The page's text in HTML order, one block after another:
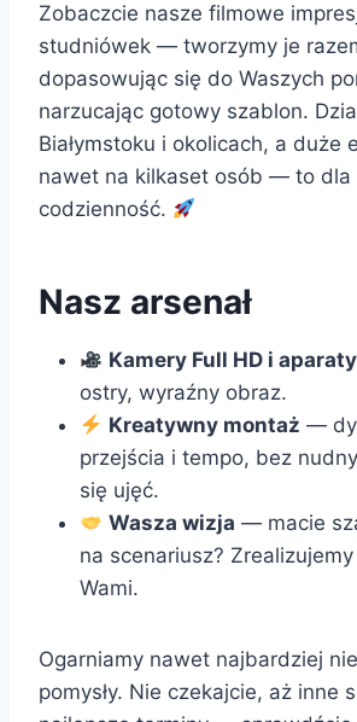
Zobaczcie nasze filmowe
studniówek — tworzymy je
dopasowując się do Waszych
narzucając gotowy szablon.
Białymstoku i okolicach, a duże
nawet na kilkaset osób — to dla
codzienność.
Nasz arsenał
Kamery Full HD i
ostry, wyraźny obraz.
Kreatywny montaż —
przejścia i tempo, bez
się ujęć.
Wasza wizja — macie
na scenariusz?
Wami.
Ogarniamy nawet najbardziej
pomysły. Nie czekajcie, aż inne